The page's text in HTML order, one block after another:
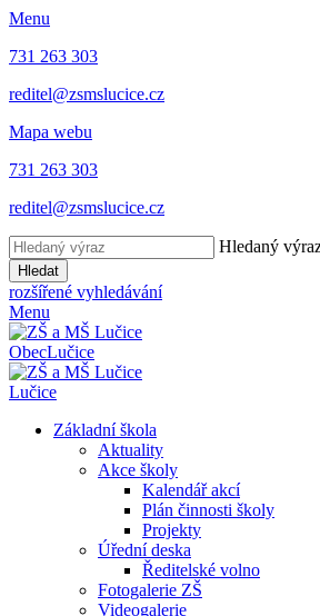
Menu
731 263 303
reditel@zsmslucice.cz
Mapa webu
731 263 303
reditel@zsmslucice.cz
Hledaný
Hledat
rozšířené vyhledávání
Menu
ObecLučice
Lučice
Základní škola
Aktuality
Akce školy
Kalendář akcí
Plán činnosti školy
Projekty
Úřední deska
Ředitelské volno
Fotogalerie ZŠ
Videogalerie